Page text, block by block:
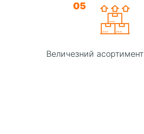
05
Величезний асортимент